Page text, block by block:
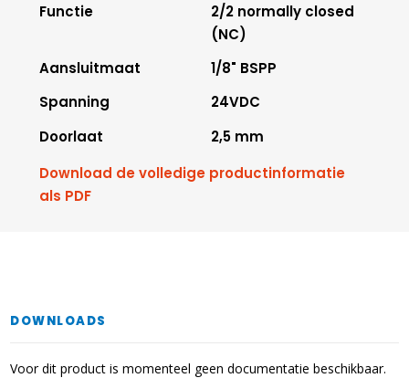
Functie
2/2 normally closed
(NC)
Aansluitmaat
1/8" BSPP
Spanning
24VDC
Doorlaat
2,5 mm
Download de volledige productinformatie
als PDF
DOWNLOADS
Voor dit product is momenteel geen documentatie beschikbaar.